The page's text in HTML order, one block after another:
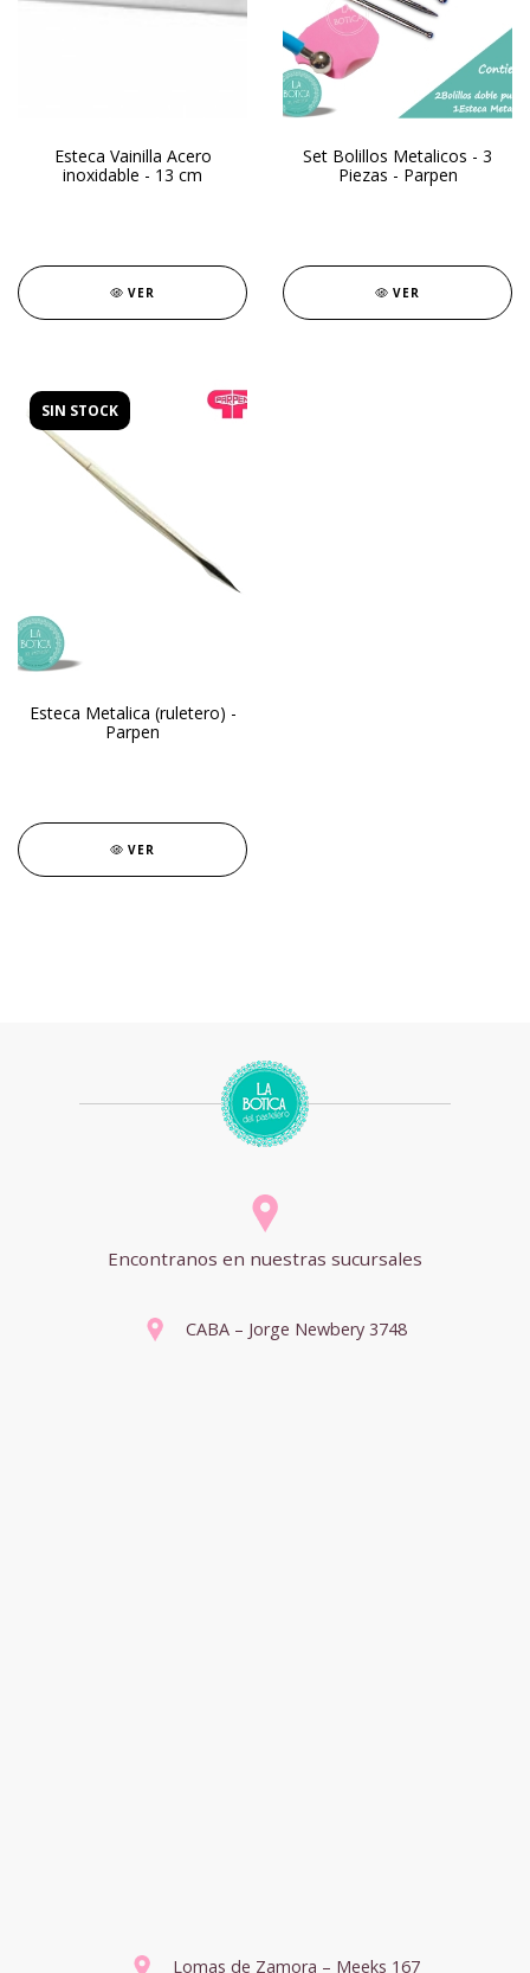
Esteca Vainilla Acero
inoxidable - 13 cm
VER
Set Bolillos Metalicos - 3
Piezas - Parpen
VER
SIN STOCK
Esteca Metalica (ruletero) -
Parpen
VER
Encontranos en nuestras sucursales
CABA – Jorge Newbery 3748
Lomas de Zamora – Meeks 167